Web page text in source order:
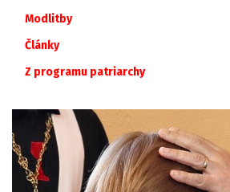
Modlitby
Články
Z programu patriarchy